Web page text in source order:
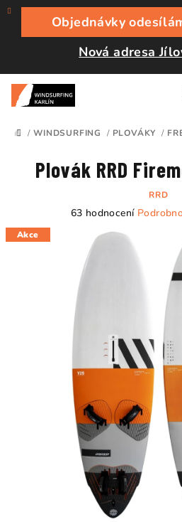
Přejít
obsah
Objednávky
Nová adresa
DOMŮ
/ WINDSURFING / PLOVÁKY /
Plovák RRD
RRD
Průměrné
produktu
4,7
hvězdiček.
63 hodnocení
Akce